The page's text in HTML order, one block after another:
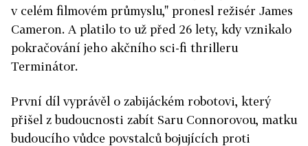
v celém filmovém průmyslu," pronesl režisér James
Cameron. A platilo to už před 26 lety, kdy vznikalo
pokračování jeho akčního sci-fi thrilleru
Terminátor.
První díl vyprávěl o zabijáckém robotovi, který
přišel z budoucnosti zabít Saru Connorovou, matku
budoucího vůdce povstalců bojujících proti